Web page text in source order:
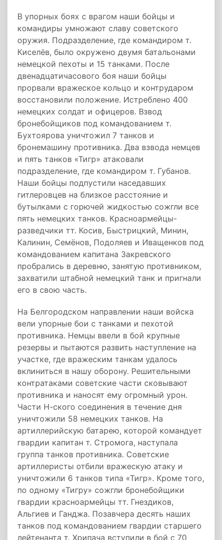
В упорных боях с врагом наши бойцы и
командиры умножают славу советского
оружия. Подразделение, где командиром т.
Киселёв, было окружено двумя батальонами
немецкой пехоты и 15 танками. После
двенадцатичасового боя наши бойцы
прорвали вражеское кольцо и контрударом
восстановили положение. Истреблено 400
немецких солдат и офицеров. Взвод
бронебойщиков под командованием т.
Бухтоярова уничтожил 7 танков и
бронемашину противника. Два взвода немцев
и пять танков «Тигр» атаковали
подразделение, где командиром т. Губанов.
Наши бойцы подпустили наседавших
гитлеровцев на близкое расстояние и
бутылками с горючей жидкостью сожгли все
пять немецких танков. Красноармейцы-
разведчики тт. Косив, Быстрицкий, Минин,
Калинин, Семёнов, Подоляев и Иващенков под
командованием капитана Закревского
пробрались в деревню, занятую противником,
захватили штабной немецкий танк и пригнали
его в свою часть.
На Белгородском направлении наши войска
вели упорные бои с танками и пехотой
противника. Немцы ввели в бой крупные
резервы и пытаются развить наступление на
участке, где вражеским танкам удалось
вклиниться в нашу оборону. Решительными
контратаками советские части сковывают
противника и наносят ему огромный урон.
Части Н-ского соединения в течение дня
уничтожили 58 немецких танков. На
артиллерийскую батарею, которой командует
гвардии капитан т. Стромога, наступала
группа танков противника. Советские
артиллеристы отбили вражескую атаку и
уничтожили 6 танков типа «Тигр». Кроме того,
по одному «Тигру» сожгли бронебойщики
гвардии красноармейцы тт. Гнездиков,
Альгиев и Ганджа. Позавчера десять наших
танков под командованием гвардии старшего
лейтенанта т. Хрипача вступили в бой с 70